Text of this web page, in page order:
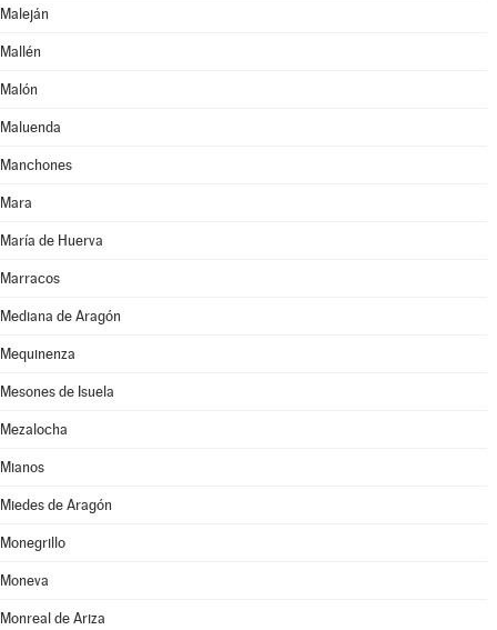
Maleján
Mallén
Malón
Maluenda
Manchones
Mara
María de Huerva
Marracos
Mediana de Aragón
Mequinenza
Mesones de Isuela
Mezalocha
Mianos
Miedes de Aragón
Monegrillo
Moneva
Monreal de Ariza